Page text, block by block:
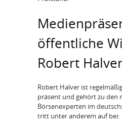
öffentliche
Robert
Robert Halver ist
präsent und gehört zu den
Börsenexperten im
tritt unter anderem auf bei: